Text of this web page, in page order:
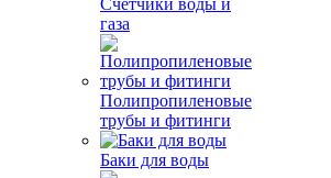
Счетчики воды и
газа
Полипропиленовые
трубы и фитинги
Баки для воды